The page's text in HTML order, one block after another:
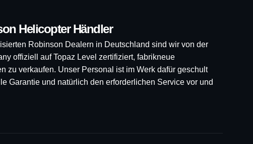
Helicopter Händler
Robinson Dealern in Deutschland sind wir von der
offiziell auf Topaz Level zertifiziert, fabrikneue
zu verkaufen. Unser Personal ist im Werk dafür geschult
Garantie und natürlich den erforderlichen Service vor und